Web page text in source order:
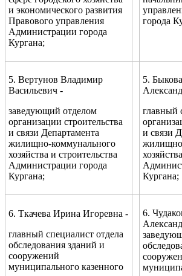
и экономического развития
Правового управления
Администрации города
Кургана;
города
5. Вертунов Владимир
Васильевич -
заведующий отделом
организации строительства
и связи Департамента
жилищно-коммунального
хозяйства и строительства
Администрации города
Кургана;
5.
главный
и связи
Кургана;
6. Ткачева Ирина Игоревна -
главный специалист отдела
обследования зданий и
сооружений
муниципального казенного
6.